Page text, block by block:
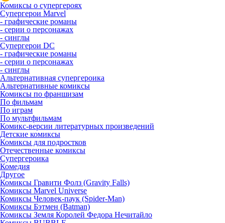
Комиксы о супергероях
Супергерои Marvel
- графические романы
- серии о персонажах
- синглы
Супергерои DC
- графические романы
- серии о персонажах
- синглы
Альтернативная супергероика
Альтернативные комиксы
Комиксы по франшизам
По фильмам
По играм
По мультфильмам
Комикс-версии литературных произведений
Детские комиксы
Комиксы для подростков
Отечественные комиксы
Супергероика
Комедия
Другое
Комиксы Гравити Фолз (Gravity Falls)
Комиксы Marvel Universe
Комиксы Человек-паук (Spider-Man)
Комиксы Бэтмен (Batman)
Комиксы Земля Королей Федора Нечитайло